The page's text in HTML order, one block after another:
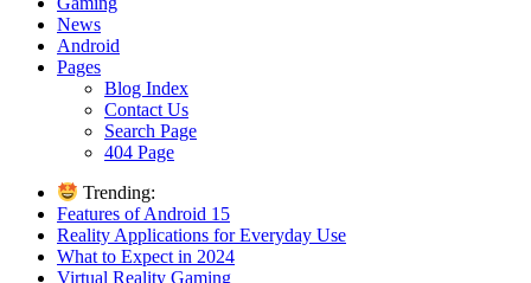
News
Android
Pages
Blog Index
Contact Us
Search Page
404 Page
Trending:
Features of Android 15
Reality Applications for Everyday Use
What to Expect in 2024
Virtual Reality Gaming